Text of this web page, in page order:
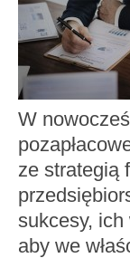
W
ze strategią
sukcesy,
aby we